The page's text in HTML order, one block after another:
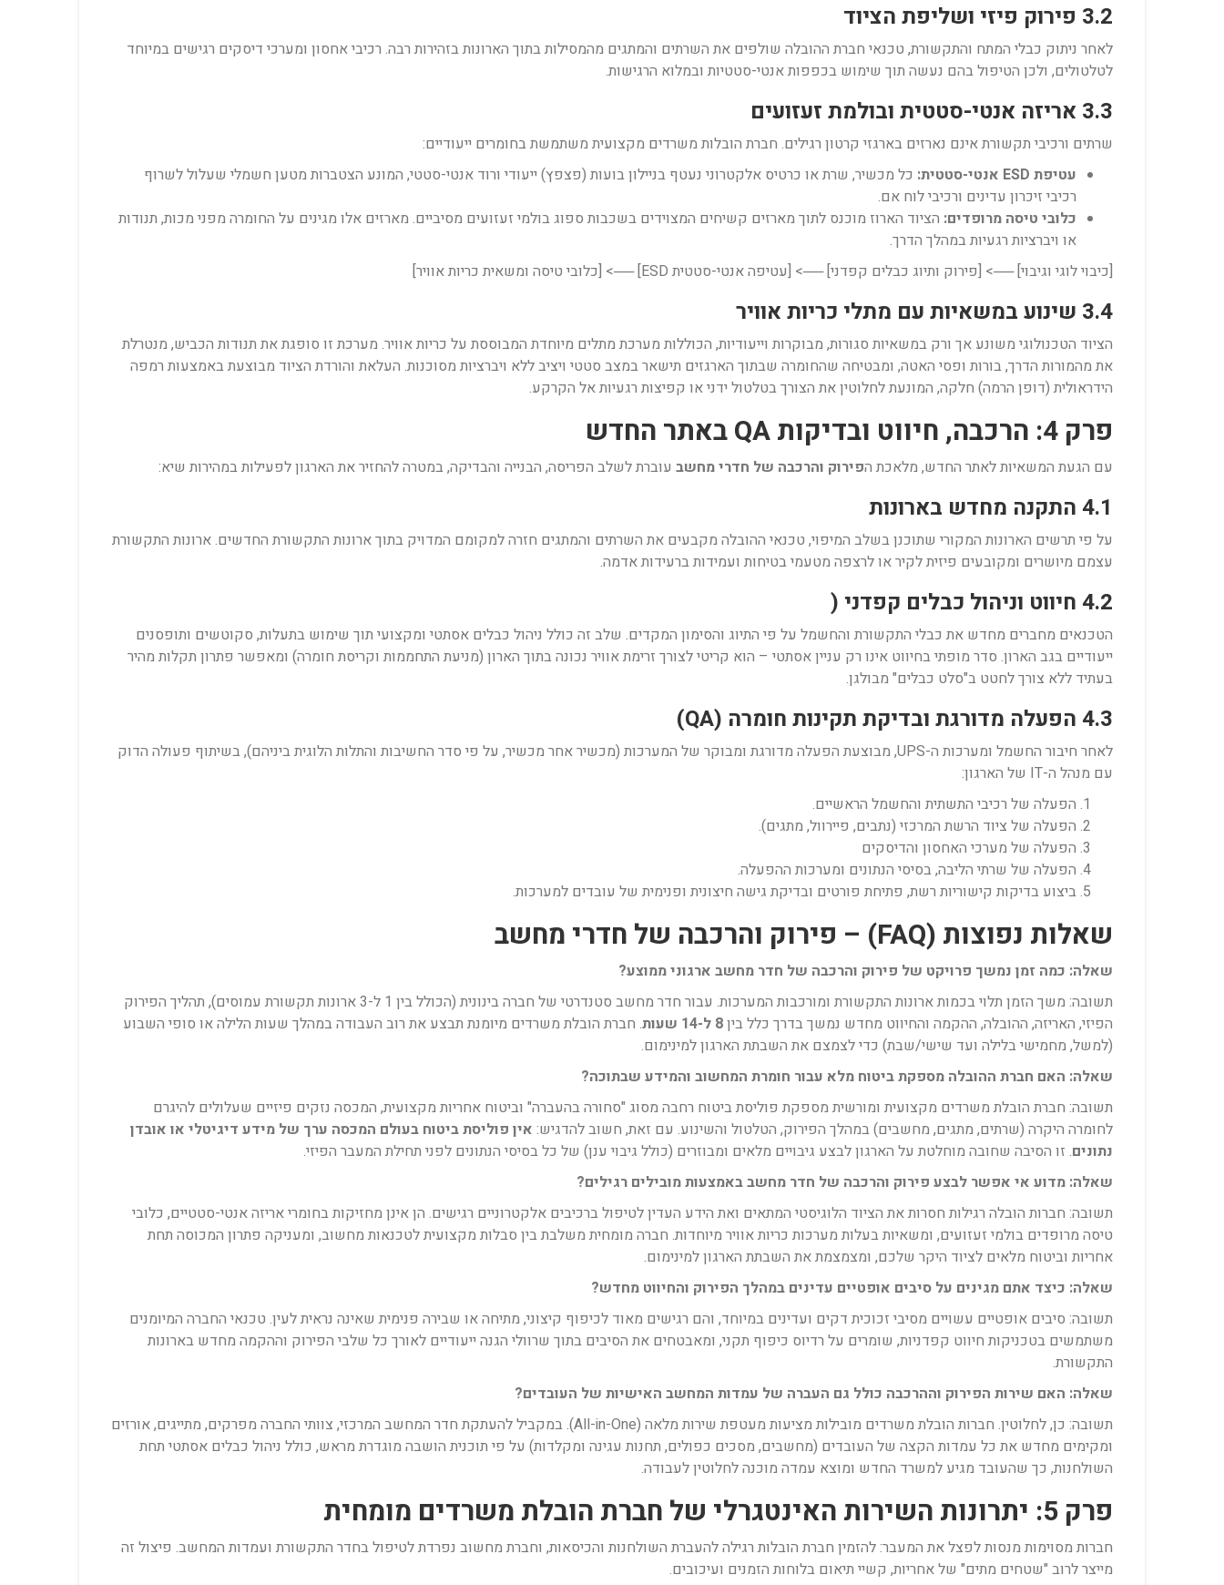
3.2 פירוק פיזי ושליפת הציוד
לאחר ניתוק כבלי המתח והתקשורת, טכנאי חברת ההובלה שולפים את השרתים והמתגים מהמסילות בתוך הארונות בזהירות רבה. רכיבי אחסון ומערכי דיסקים רגישים במיוחד
לטלטולים, ולכן הטיפול בהם נעשה תוך שימוש בכפפות אנטי-סטטיות ובמלוא הרגישות.
3.3 אריזה אנטי-סטטית ובולמת זעזועים
שרתים ורכיבי תקשורת אינם נארזים בארגזי קרטון רגילים. חברת הובלות משרדים מקצועית משתמשת בחומרים ייעודיים:
עטיפת ESD אנטי-סטטית:
כל מכשיר, שרת או כרטיס אלקטרוני נעטף בניילון בועות (פצפץ) ייעודי ורוד אנטי-סטטי, המונע הצטברות מטען חשמלי שעלול לשרוף
רכיבי זיכרון עדינים ורכיבי לוח אם.
כלובי טיסה מרופדים: הציוד הארוז מוכנס לתוך מארזים קשיחים המצוידים בשכבות ספוג בולמי זעזועים מסיביים. מארזים אלו מגינים על החומרה מפני מכות, תנודות
או ויברציות רגעיות במהלך הדרך.
[כיבוי לוגי וגיבוי] ──> [פירוק ותיוג כבלים קפדני] ──> [עטיפה אנטי-סטטית ESD] ──> [כלובי טיסה ומשאית כריות אוויר]
3.4 שינוע במשאיות עם מתלי כריות אוויר
הציוד הטכנולוגי משונע אך ורק במשאיות סגורות, מבוקרות וייעודיות, הכוללות מערכת מתלים מיוחדת המבוססת על כריות אוויר. מערכת זו סופגת את תנודות הכביש, מנטרלת
את מהמורות הדרך, בורות ופסי האטה, ומבטיחה שהחומרה שבתוך הארגזים תישאר במצב סטטי ויציב ללא ויברציות מסוכנות. העלאת והורדת הציוד מבוצעת באמצעות רמפה
הידראולית (דופן הרמה) חלקה, המונעת לחלוטין את הצורך בטלטול ידני או קפיצות רגעיות אל הקרקע.
פרק 4: הרכבה, חיווט ובדיקות QA באתר החדש
עם הגעת המשאיות לאתר החדש, מלאכת הפירוק והרכבה של חדרי מחשב עוברת לשלב הפריסה, הבנייה והבדיקה, במטרה להחזיר את הארגון לפעילות במהירות שיא:
4.1 התקנה מחדש בארונות
על פי תרשים הארונות המקורי שתוכנן בשלב המיפוי, טכנאי ההובלה מקבעים את השרתים והמתגים חזרה למקומם המדויק בתוך ארונות התקשורת החדשים. ארונות התקשורת
עצמם מיושרים ומקובעים פיזית לקיר או לרצפה מטעמי בטיחות ועמידות ברעידות אדמה.
4.2 חיווט וניהול כבלים קפדני (
הטכנאים מחברים מחדש את כבלי התקשורת והחשמל על פי התיוג והסימון המקדים. שלב זה כולל ניהול כבלים אסתטי ומקצועי תוך שימוש בתעלות, סקוטשים ותופסנים
ייעודיים בגב הארון. סדר מופתי בחיווט אינו רק עניין אסתטי – הוא קריטי לצורך זרימת אוויר נכונה בתוך הארון (מניעת התחממות וקריסת חומרה) ומאפשר פתרון תקלות מהיר
בעתיד ללא צורך לחטט ב"סלט כבלים" מבולגן.
4.3 הפעלה מדורגת ובדיקת תקינות חומרה (QA)
לאחר חיבור החשמל ומערכות ה-UPS, מבוצעת הפעלה מדורגת ומבוקר של המערכות (מכשיר אחר מכשיר, על פי סדר החשיבות והתלות הלוגית ביניהם), בשיתוף פעולה הדוק
עם מנהל ה-IT של הארגון:
הפעלה של רכיבי התשתית והחשמל הראשיים.
הפעלה של ציוד הרשת המרכזי (נתבים, פיירוול, מתגים).
הפעלה של מערכי האחסון והדיסקים
הפעלה של שרתי הליבה, בסיסי הנתונים ומערכות ההפעלה.
ביצוע בדיקות קישוריות רשת, פתיחת פורטים ובדיקת גישה חיצונית ופנימית של עובדים למערכות.
שאלות נפוצות (FAQ) – פירוק והרכבה של חדרי מחשב
שאלה: כמה זמן נמשך פרויקט של פירוק והרכבה של חדר מחשב ארגוני ממוצע?
תשובה: משך הזמן תלוי בכמות ארונות התקשורת ומורכבות המערכות. עבור חדר מחשב סטנדרטי של חברה בינונית (הכולל בין 1 ל-3 ארונות תקשורת עמוסים), תהליך הפירוק
הפיזי, האריזה, ההובלה, ההקמה והחיווט מחדש נמשך בדרך כלל בין8 ל-14 שעות
. חברת הובלת משרדים מיומנת תבצע את רוב העבודה במהלך שעות הלילה או סופי השבוע
(למשל, מחמישי בלילה ועד שישי/שבת) כדי לצמצם את השבתת הארגון למינימום.
שאלה: האם חברת ההובלה מספקת ביטוח מלא עבור חומרת המחשוב והמידע שבתוכה?
תשובה: חברת הובלת משרדים מקצועית ומורשית מספקת פוליסת ביטוח רחבה מסוג "סחורה בהעברה" וביטוח אחריות מקצועית, המכסה נזקים פיזיים שעלולים להיגרם
לחומרה היקרה (שרתים, מתגים, מחשבים) במהלך הפירוק, הטלטול והשינוע. עם זאת, חשוב להדגיש: אין פוליסת ביטוח בעולם המכסה ערך של מידע דיגיטלי או אובדן
נתונים. זו הסיבה שחובה מוחלטת על הארגון לבצע גיבויים מלאים ומבוזרים (כולל גיבוי ענן) של כל בסיסי הנתונים לפני תחילת המעבר הפיזי.
שאלה: מדוע אי אפשר לבצע פירוק והרכבה של חדר מחשב באמצעות מובילים רגילים?
תשובה: חברות הובלה רגילות חסרות את הציוד הלוגיסטי המתאים ואת הידע העדין לטיפול ברכיבים אלקטרוניים רגישים. הן אינן מחזיקות בחומרי אריזה אנטי-סטטיים, כלובי
טיסה מרופדים בולמי זעזועים, ומשאיות בעלות מערכות כריות אוויר מיוחדות. חברה מומחית משלבת בין סבלות מקצועית לטכנאות מחשוב, ומעניקה פתרון המכוסה תחת
אחריות וביטוח מלאים לציוד היקר שלכם, ומצמצמת את השבתת הארגון למינימום.
שאלה: כיצד אתם מגינים על סיבים אופטיים עדינים במהלך הפירוק והחיווט מחדש?
תשובה: סיבים אופטיים עשויים מסיבי זכוכית דקים ועדינים במיוחד, והם רגישים מאוד לכיפוף קיצוני, מתיחה או שבירה פנימית שאינה נראית לעין. טכנאי החברה המיומנים
משתמשים בטכניקות חיווט קפדניות, שומרים על רדיוס כיפוף תקני, ומאבטחים את הסיבים בתוך שרוולי הגנה ייעודיים לאורך כל שלבי הפירוק וההקמה מחדש בארונות
התקשורת.
שאלה: האם שירות הפירוק וההרכבה כולל גם העברה של עמדות המחשב האישיות של העובדים?
תשובה: כן, לחלוטין. חברות הובלת משרדים מובילות מציעות מעטפת שירות מלאה (All-in-One). במקביל להעתקת חדר המחשב המרכזי, צוותי החברה מפרקים, מתייגים, אורזים
ומקימים מחדש את כל עמדות הקצה של העובדים (מחשבים, מסכים כפולים, תחנות עגינה ומקלדות) על פי תוכנית הושבה מוגדרת מראש, כולל ניהול כבלים אסתטי תחת
השולחנות, כך שהעובד מגיע למשרד החדש ומוצא עמדה מוכנה לחלוטין לעבודה.
פרק 5: יתרונות השירות האינטגרלי של חברת הובלת משרדים מומחית
חברות מסוימות מנסות לפצל את המעבר: להזמין חברת הובלות רגילה להעברת השולחנות והכיסאות, וחברת מחשוב נפרדת לטיפול בחדר התקשורת ועמדות המחשב. פיצול זה
מייצר לרוב "שטחים מתים" של אחריות, קשיי תיאום בלוחות הזמנים ועיכובים.